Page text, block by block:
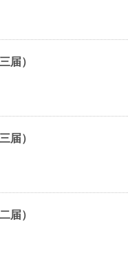
届）
届）
届）